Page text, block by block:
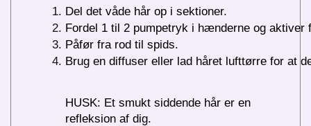
krøller, der bare holder.
Del det våde hår op i sektioner.
Fordel 1 til 2 pumpetryk i hænderne og aktiver
Påfør fra rod til spids.
Brug en diffuser eller lad håret lufttørre for at
HUSK: Et smukt siddende hår er en
refleksion af dig.